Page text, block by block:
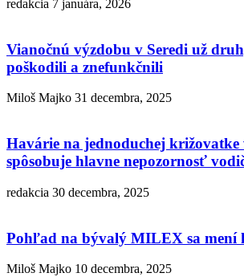
redakcia 7 januára, 2026
Vianočnú výzdobu v Seredi už
poškodili a znefunkčnili
Miloš Majko 31 decembra, 2025
Havárie na jednoduchej križovatke
spôsobuje hlavne nepozornosť
redakcia 30 decembra, 2025
Pohľad na bývalý MILEX sa mení
Miloš Majko 10 decembra, 2025